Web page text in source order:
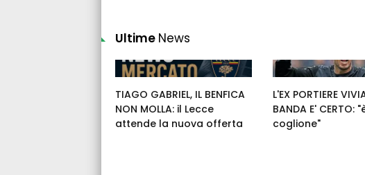
Ultime News
TIAGO GABRIEL, IL BENFICA
NON MOLLA: il Lecce
attende la nuova offerta
L'EX PORTIERE
BANDA E' CERTO:
coglione"